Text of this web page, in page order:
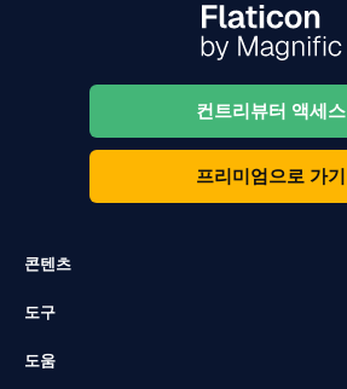
컨트리뷰터 액세스
프리미엄으로 가기
콘텐츠
도구
도움